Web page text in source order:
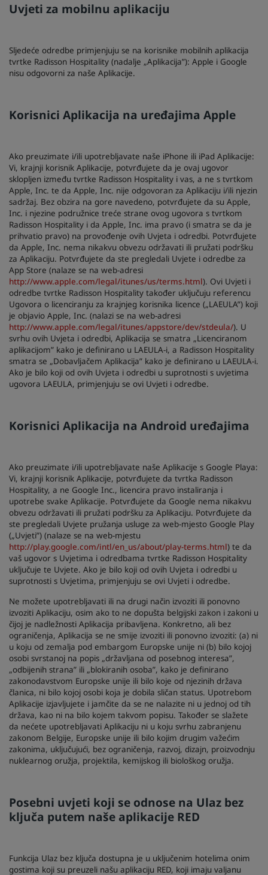
Uvjeti za mobilnu aplikaciju
Sljedeće odredbe primjenjuju se na korisnike mobilnih aplikacija
tvrtke Radisson Hospitality (nadalje „Aplikacija”): Apple i Google
nisu odgovorni za naše Aplikacije.
Korisnici Aplikacija na uređajima Apple
Ako preuzimate i/ili upotrebljavate naše iPhone ili iPad Aplikacije:
Vi, krajnji korisnik Aplikacije, potvrđujete da je ovaj ugovor
sklopljen između tvrtke Radisson Hospitality i vas, a ne s tvrtkom
Apple, Inc. te da Apple, Inc. nije odgovoran za Aplikaciju i/ili njezin
sadržaj. Bez obzira na gore navedeno, potvrđujete da su Apple,
Inc. i njezine podružnice treće strane ovog ugovora s tvrtkom
Radisson Hospitality i da Apple, Inc. ima pravo (i smatra se da je
prihvatio pravo) na provođenje ovih Uvjeta i odredbi. Potvrđujete
da Apple, Inc. nema nikakvu obvezu održavati ili pružati podršku
za Aplikaciju. Potvrđujete da ste pregledali Uvjete i odredbe za
App Store (nalaze se na web-adresi
http://www.apple.com/legal/itunes/us/terms.html). Ovi Uvjeti i
odredbe tvrtke Radisson Hospitality također uključuju referencu
Ugovora o licenciranju za krajnjeg korisnika licence („LAEULA”) koji
je objavio Apple, Inc. (nalazi se na web-adresi
http://www.apple.com/legal/itunes/appstore/dev/stdeula/). U
svrhu ovih Uvjeta i odredbi, Aplikacija se smatra „Licenciranom
aplikacijom” kako je definirano u LAEULA-i, a Radisson Hospitality
smatra se „Dobavljačem Aplikacija” kako je definirano u LAEULA-i.
Ako je bilo koji od ovih Uvjeta i odredbi u suprotnosti s uvjetima
ugovora LAEULA, primjenjuju se ovi Uvjeti i odredbe.
Korisnici Aplikacija na Android uređajima
Ako preuzimate i/ili upotrebljavate naše Aplikacije s Google Playa:
Vi, krajnji korisnik Aplikacije, potvrđujete da tvrtka Radisson
Hospitality, a ne Google Inc., licencira pravo instaliranja i
upotrebe svake Aplikacije. Potvrđujete da Google nema nikakvu
obvezu održavati ili pružati podršku za Aplikaciju. Potvrđujete da
ste pregledali Uvjete pružanja usluge za web-mjesto Google Play
(„Uvjeti”) (nalaze se na web-mjestu
http://play.google.com/intl/en_us/about/play-terms.html) te da
vaš ugovor s Uvjetima i odredbama tvrtke Radisson Hospitality
uključuje te Uvjete. Ako je bilo koji od ovih Uvjeta i odredbi u
suprotnosti s Uvjetima, primjenjuju se ovi Uvjeti i odredbe.
Ne možete upotrebljavati ili na drugi način izvoziti ili ponovno
izvoziti Aplikaciju, osim ako to ne dopušta belgijski zakon i zakoni u
čijoj je nadležnosti Aplikacija pribavljena. Konkretno, ali bez
ograničenja, Aplikacija se ne smije izvoziti ili ponovno izvoziti: (a) ni
u koju od zemalja pod embargom Europske unije ni (b) bilo kojoj
osobi svrstanoj na popis „državljana od posebnog interesa”,
„odbijenih strana” ili „blokiranih osoba”, kako je definirano
zakonodavstvom Europske unije ili bilo koje od njezinih država
članica, ni bilo kojoj osobi koja je dobila sličan status. Upotrebom
Aplikacije izjavljujete i jamčite da se ne nalazite ni u jednoj od tih
država, kao ni na bilo kojem takvom popisu. Također se slažete
da nećete upotrebljavati Aplikaciju ni u koju svrhu zabranjenu
zakonom Belgije, Europske unije ili bilo kojim drugim važećim
zakonima, uključujući, bez ograničenja, razvoj, dizajn, proizvodnju
nuklearnog oružja, projektila, kemijskog ili biološkog oružja.
Posebni uvjeti koji se odnose na Ulaz bez
ključa putem naše aplikacije RED
Funkcija Ulaz bez ključa dostupna je u uključenim hotelima onim
gostima koji su preuzeli našu aplikaciju RED, koji imaju valjanu